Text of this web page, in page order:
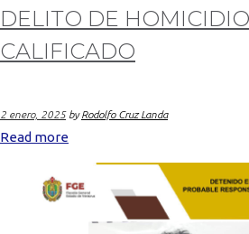
DELITO DE
CALIFICADO
2 enero, 2025 byRodolfo Cruz Landa
Read more